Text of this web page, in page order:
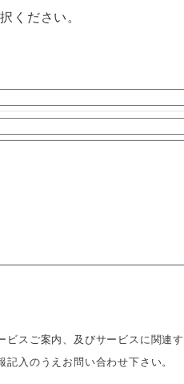
ください。
スご案内、及びサービスに関
入のうえお問い合わせ下さい。